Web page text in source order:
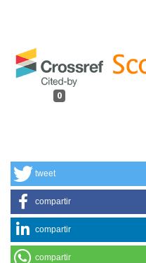
0
tweet
compartir
compartir
compartir